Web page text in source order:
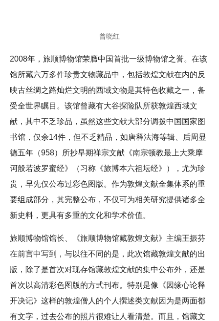
曾晓红
2008年，旅顺博物馆荣膺中国首批一级博物馆之誉。在该
馆所藏六万多件珍贵文物藏品中，包括敦煌文献在内的反
映古丝绸之路灿烂文明的西域文物是其特色收藏之一，备
受全世界瞩目。该馆曾藏有大谷探险队所获敦煌西域文
献，其中不乏珍品，虽然这些文献大部分调拨中国国家图
书馆，仅余14件，但不乏精品，如唐释法海等辑、后周显
德五年（958）所抄早期禅宗文献《南宗顿教最上大乘摩
诃般若波罗蜜经》（习称《旅博本六祖坛经》），尤为珍
贵，早先仅公布过彩色图版。作为敦煌文献全集体系的重
要组成部分，其完整公布，不仅可为相关研究提供诸多全
新史料，更具有多重的文化和学术价值。
旅顺博物馆馆长、《旅顺博物馆藏敦煌文献》主编王振芬
在前言中写到，与以往不同的是，此次馆藏敦煌文献的出
版，除了是首次对现存馆藏敦煌文献的集中公布外，还是
首次以高清彩色图版的方式刊布。特别是像《因缘心论释
开决记》这样的敦煌僧人的个人撰述类文献因为是两面都
有文字，过去公布的照片很难让人看清楚。而且，馆藏文